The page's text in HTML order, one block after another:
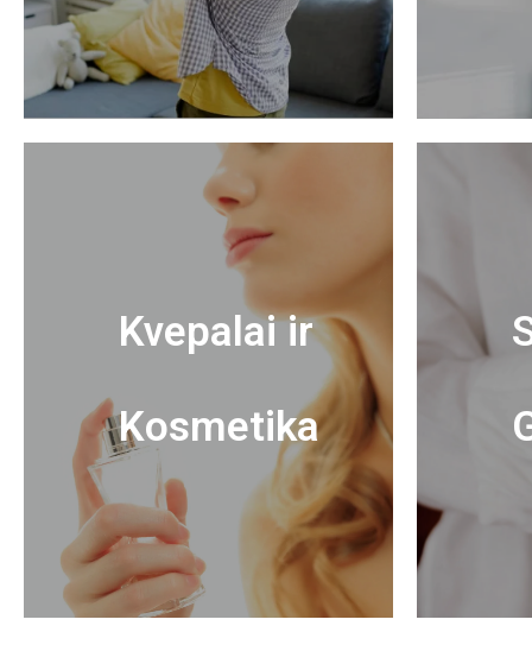
Kvepalai ir
Kosmetika